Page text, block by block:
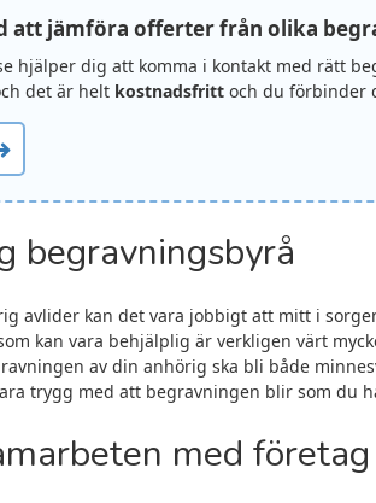
att jämföra offerter från olika
hjälper dig att komma i kontakt med rätt
det är helt kostnadsfritt och du förbinder
begravningsbyrå
avlider kan det vara jobbigt att mitt i
kan vara behjälplig är verkligen värt
av din anhörig ska bli både
trygg med att begravningen blir som du
med